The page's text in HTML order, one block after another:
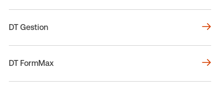
DT Gestion
DT FormMax